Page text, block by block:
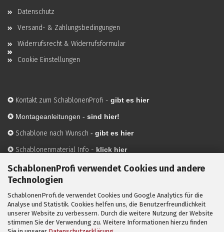
SchablonenProfi verwendet Cookies und andere
Technologien
SchablonenProfi.de verwendet Cookies und Google Analytics für die
Analyse und Statistik. Cookies helfen uns, die Benutzerfreundlichkeit
unserer Website zu verbessern. Durch die weitere Nutzung der Website
stimmen Sie der Verwendung zu. Weitere Informationen hierzu finden
Datenschutz
Versand- & Zahlungsbedingungen
Widerrufsrecht & Widerrufsformular
Cookie Einstellungen
✪ Kontakt zum SchablonenProfi - gibt es hier
✪ Montageanleitungen - sind hier!
✪ Schablone nach Wunsch - gibt es hier
✪ Schablonenmaterial Info - klick hier
✪Hersteller-hier mehr Infos
Mit ✪ gekennzeichnete Bilder sind KI-generierte
Anwendungsbeispiele zur Visualisierung der Motive.
© SchablonenProfi.de2026